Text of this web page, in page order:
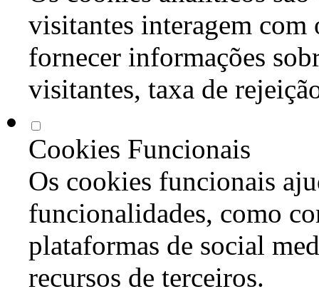
visitantes interagem com
fornecer informações
visitantes, taxa de
Cookies Funcionais
Os cookies funcionais
funcionalidades, como
plataformas de social
recursos de terceiros.